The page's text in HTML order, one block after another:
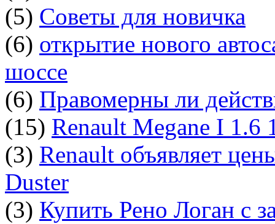
(5) Советы для новичка
(6) открытие нового
шоссе
(6) Правомерны ли
(15) Renault Megane I 1.6
(3) Renault объявляет
Duster
(3) Купить Рено Логан с